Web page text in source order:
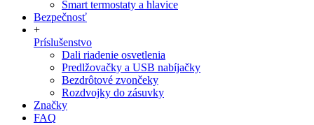
Smart termostaty a hlavice
Bezpečnosť
+
Príslušenstvo
Dali riadenie osvetlenia
Predlžovačky a USB nabíjačky
Bezdrôtové zvončeky
Rozdvojky do zásuvky
Značky
FAQ